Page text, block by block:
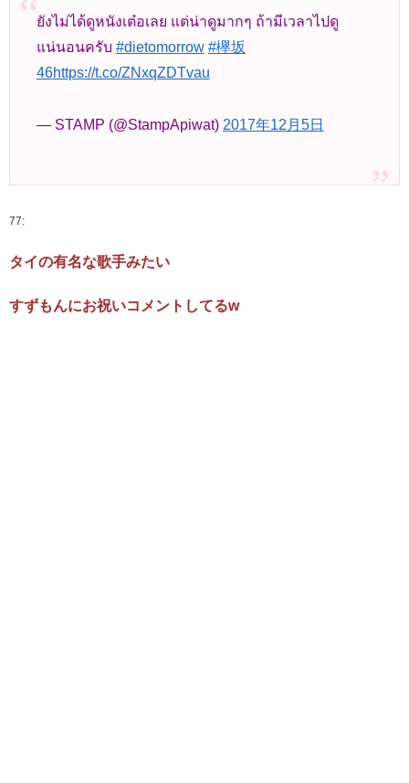
ยังไม่ได้ดูหนังเต๋อเลย แต่น่าดูมากๆ ถ้ามีเวลาไปดู
แน่นอนครับ #dietomorrow #欅坂
46https://t.co/ZNxqZDTvau
— STAMP (@StampApiwat) 2017年12月5日
77:
タイの有名な歌手みたい
すずもんにお祝いコメントしてるw